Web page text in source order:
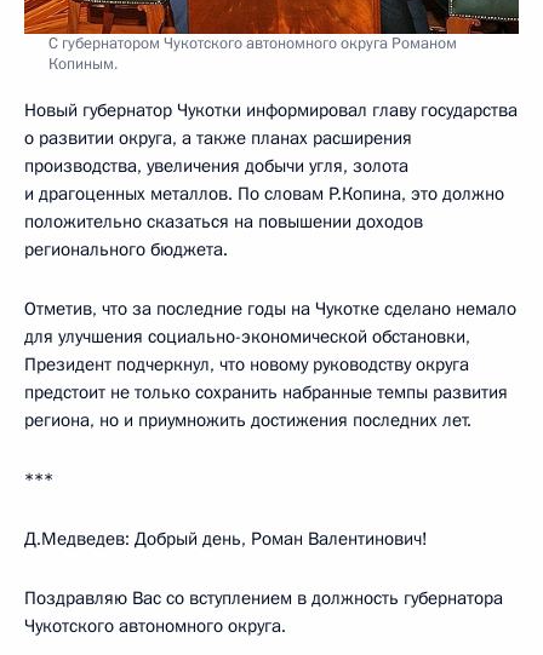
С губернатором Чукотского автономного округа Романом
Копиным.
Новый губернатор Чукотки информировал главу государства
о развитии округа, а также планах расширения
производства, увеличения добычи угля, золота
и драгоценных металлов. По словам Р.Копина, это должно
положительно сказаться на повышении доходов
регионального бюджета.
Отметив, что за последние годы на Чукотке сделано немало
для улучшения социально-экономической обстановки,
Президент подчеркнул, что новому руководству округа
предстоит не только сохранить набранные темпы развития
региона, но и приумножить достижения последних лет.
***
Д.Медведев: Добрый день, Роман Валентинович!
Поздравляю Вас со вступлением в должность губернатора
Чукотского автономного округа.